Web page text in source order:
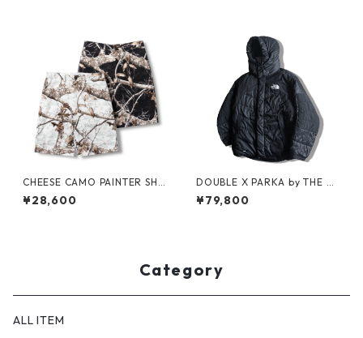
CHEESE CAMO PAINTER SHO
RTS by Little Yarmouth
¥28,600
DOUBLE X PARKA by THE N
ORTH FACE
¥79,800
Category
ALL ITEM